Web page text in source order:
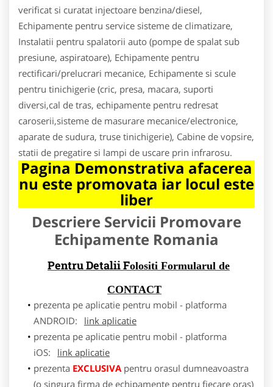
verificat si curatat injectoare benzina/diesel,
Echipamente pentru service sisteme de climatizare,
Instalatii pentru spalatorii auto (pompe de spalat sub
presiune, aspiratoare), Echipamente pentru
rectificari/prelucrari mecanice, Echipamente si scule
pentru tinichigerie (cric, presa, macara, suporti
diversi,cal de tras, echipamente pentru redresat
caroserii,sisteme de masurare mecanice/electronice,
aparate de sudura, truse tinichigerie), Cabine de vopsire,
statii de pregatire si lampi de uscare prin infrarosu.
Pagina Demonstrativa afacerea
nu este promovata iar locul este
liber
Descriere Servicii Promovare
Echipamente Romania
Pentru Detalii Folositi Formularul de
CONTACT
prezenta pe aplicatie pentru mobil - platforma
ANDROID:
link aplicatie
prezenta pe aplicatie pentru mobil - platforma
iOS:
link aplicatie
prezenta EXCLUSIVApentru orasul dumneavoastra
(o singura firma de echipamente pentru fiecare oras)